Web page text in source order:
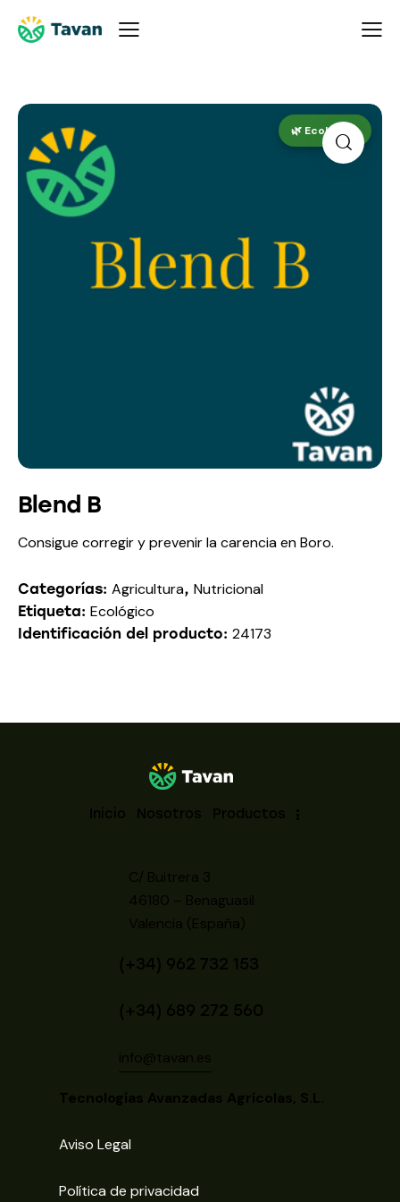
Blend B
Consigue corregir y prevenir la carencia en Boro.
Categorías: Agricultura, Nutricional
Etiqueta: Ecológico
Identificación del producto: 24173
Inicio Nosotros Productos
C/ Buitrera 3
46180 – Benaguasil
Valencia (España)
(+34) 962 732 153
(+34) 689 272 560
info@tavan.es
Tecnologías Avanzadas Agrícolas, S.L.
Aviso Legal
Política de privacidad